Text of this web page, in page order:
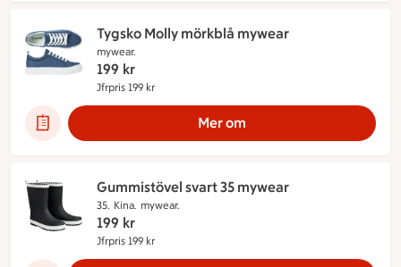
Tygsko Molly mörkblå mywear
mywear.
199 kr
Jfrpris 199 kr
Mer om
Gummistövel svart 35 mywear
35. Kina. mywear.
199 kr
Jfrpris 199 kr